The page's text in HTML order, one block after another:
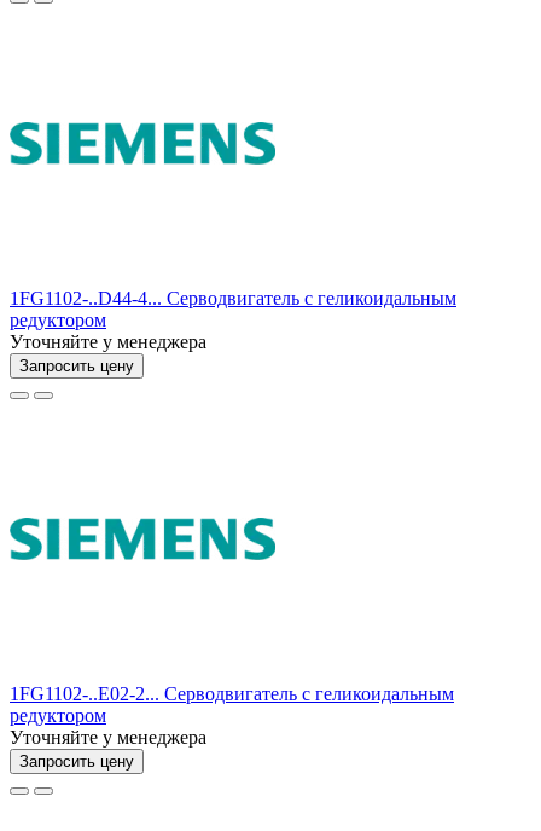
1FG1102-..D44-4... Серводвигатель с геликоидальным
редуктором
Уточняйте у менеджера
Запросить цену
1FG1102-..E02-2... Серводвигатель с геликоидальным
редуктором
Уточняйте у менеджера
Запросить цену